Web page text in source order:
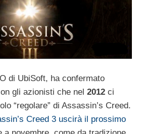
di UbiSoft, ha confermato
gli azionisti che nel 2012 ci
“regolare” di Assassin’s Creed.
Creed 3 uscirà il prossimo